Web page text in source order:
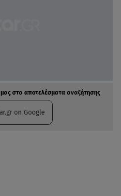
στα αποτελέσματα αναζήτησης
on Google